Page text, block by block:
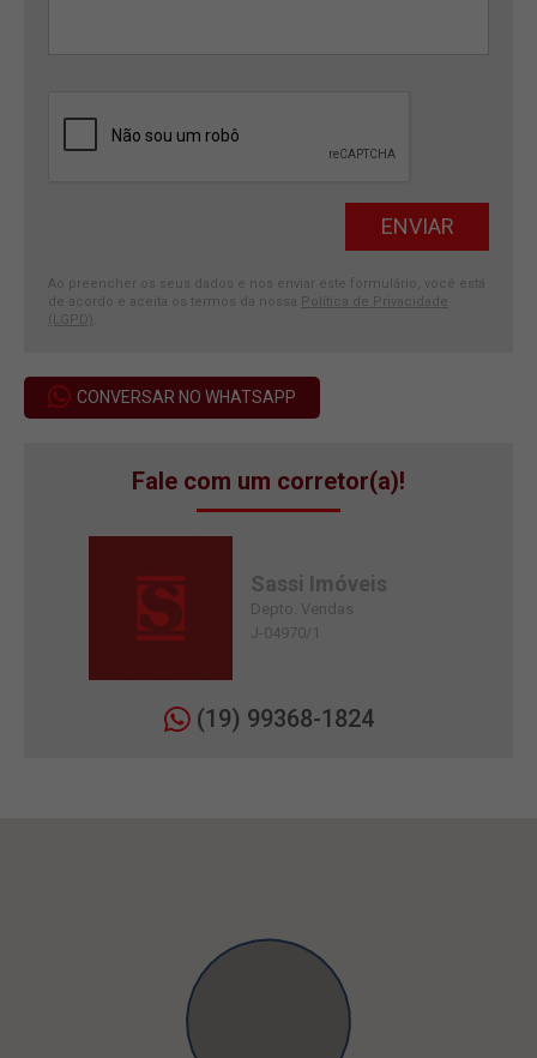
Ao preencher os seus dados e nos enviar este formulário, você está
de acordo e aceita os termos da nossa Política de Privacidade
(LGPD)
CONVERSAR NO WHATSAPP
Fale com um corretor(a)!
Sassi Imóveis
Depto. Vendas
J-04970/1
(19) 99368-1824